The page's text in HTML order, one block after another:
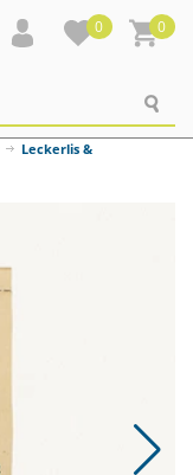
0 0
Leckerlis &